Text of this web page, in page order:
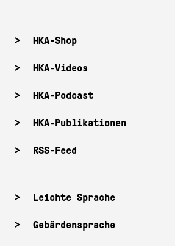
HKA-Shop
HKA-Videos
HKA-Podcast
HKA-Publikationen
RSS-Feed
Leichte Sprache
Gebärdensprache